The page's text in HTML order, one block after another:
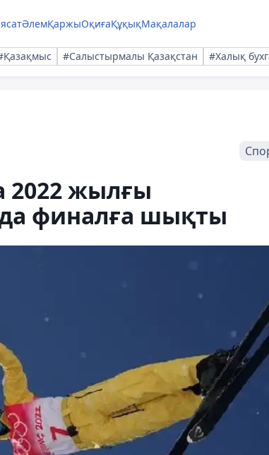
ӘлемҚаржыОқиғаҚұқықМақалалар
#Салыстырмалы Қазақстан #Халық
2022 жылғы
финалға шықты